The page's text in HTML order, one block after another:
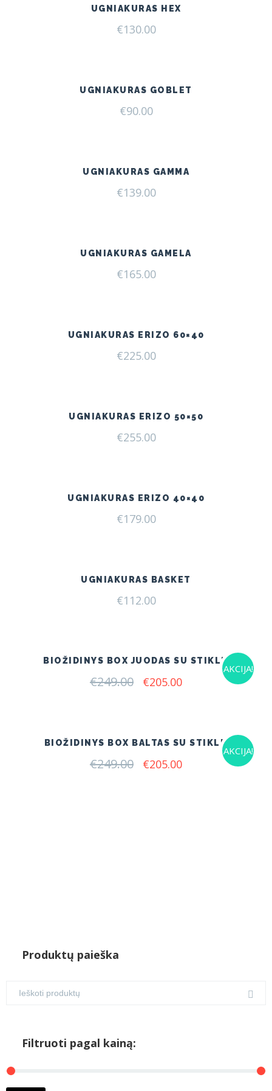
UGNIAKURAS HEX
€130.00
UGNIAKURAS GOBLET
€90.00
UGNIAKURAS GAMMA
€139.00
UGNIAKURAS GAMELA
€165.00
UGNIAKURAS ERIZO 60×40
€225.00
UGNIAKURAS ERIZO 50×50
€255.00
UGNIAKURAS ERIZO 40×40
€179.00
UGNIAKURAS BASKET
€112.00
AKCIJA!
BIOŽIDINYS BOX JUODAS SU STIKLU
€249.00 Original
€205.00Current
AKCIJA!
BIOŽIDINYS BOX BALTAS SU STIKLU
€249.00 Original
€205.00Current
Produktų paieška
Filtruoti pagal kainą: